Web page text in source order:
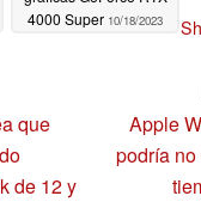
4000 Super 10/18/2023
que
de 12 y
Apple
podría